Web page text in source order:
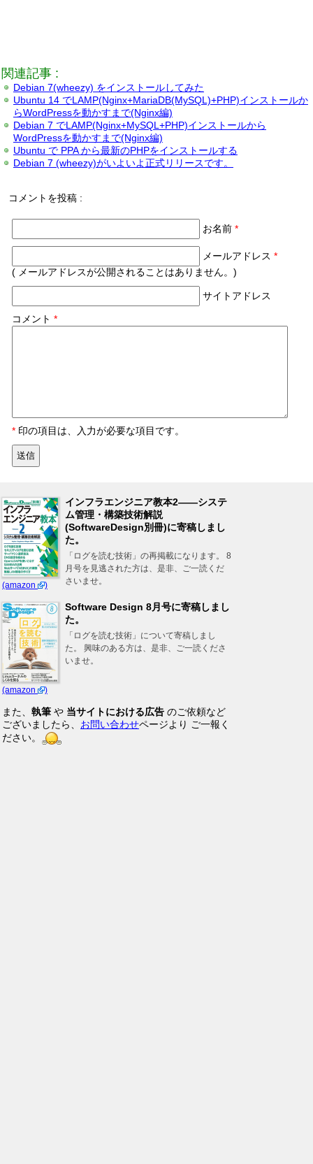
関連記事 :
Debian 7(wheezy) をインストールしてみた
Ubuntu 14 でLAMP(Nginx+MariaDB(MySQL)+PHP)インストールか
らWordPressを動かすまで(Nginx編)
Debian 7 でLAMP(Nginx+MySQL+PHP)インストールから
WordPressを動かすまで(Nginx編)
Ubuntu で PPA から最新のPHPをインストールする
Debian 7 (wheezy)がいよいよ正式リリースです。
コメントを投稿 :
お名前*
メールアドレス*
( メールアドレスが公開されることはありません。)
サイトアドレス
コメント *
* 印の項目は、入力が必要な項目です。
(amazon )
インフラエンジニア教本2――システ
ム管理・構築技術解説
(SoftwareDesign別冊)に寄稿しまし
た。
「ログを読む技術」の再掲載になります。 8
月号を見逃された方は、是非、ご一読くだ
さいませ。
(amazon )
Software Design 8月号に寄稿しまし
た。
「ログを読む技術」について寄稿しまし
た。 興味のある方は、是非、ご一読くださ
いませ。
また、 執筆 や 当サイトにおける広告 のご依頼など
ございましたら、 お問い合わせページより ご一報く
ださい。